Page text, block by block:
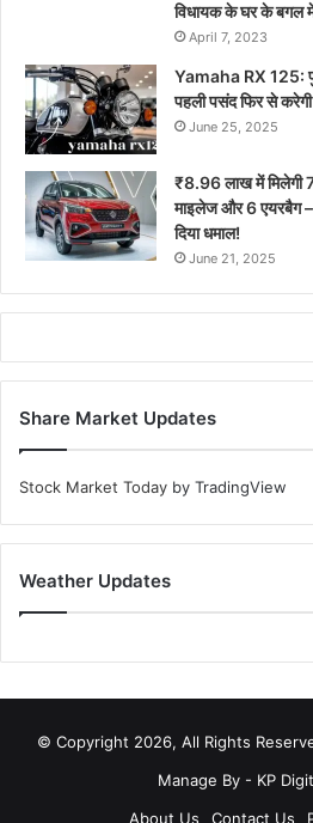
विधायक के घर के बगल में
April 7, 2023
Yamaha RX 125:
पहली पसंद फिर से करेगी
June 25, 2025
₹8.96 लाख में मिलेगी
माइलेज और 6
दिया धमाल!
June 21, 2025
Share Market Updates
Stock Market Today by TradingView
Weather Updates
© Copyright 2026, All Rights
Manage By - KP
About Us
Contact Us